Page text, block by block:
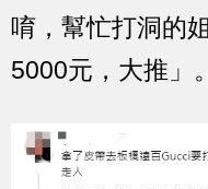
唷，幫忙打洞的
5000元，大推」。